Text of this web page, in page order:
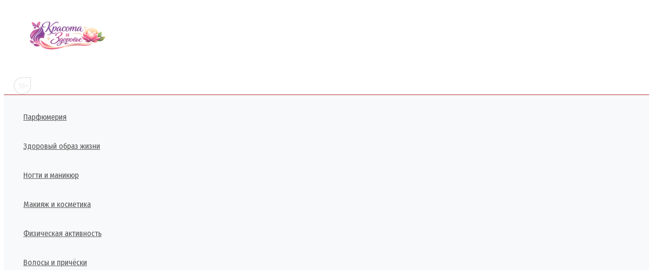
содержимому
Парфюмерия
Здоровый образ жизни
Ногти и маникюр
Макияж и косметика
Физическая активность
Волосы и причёски